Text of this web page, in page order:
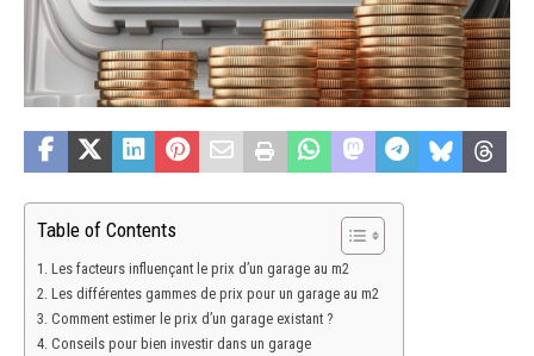
Table of Contents
Les facteurs influençant le prix d’un garage au m2
Les différentes gammes de prix pour un garage au m2
Comment estimer le prix d’un garage existant ?
Conseils pour bien investir dans un garage